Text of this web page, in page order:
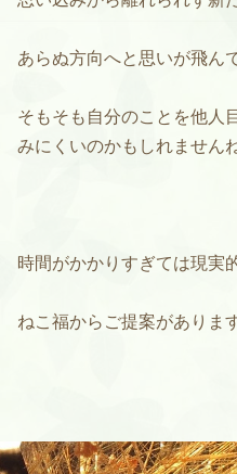
あらぬ方向へと思いが飛ん
そもそも自分のことを他人
みにくいのかもしれませんね
時間がかかりすぎては現実
ねこ福からご提案があります